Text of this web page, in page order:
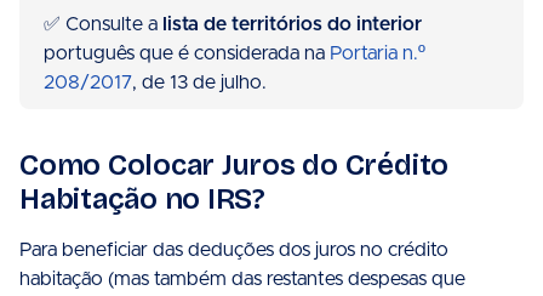
✅ Consulte a lista de territórios do interior
português que é considerada na Portaria n.º
208/2017, de 13 de julho.
Como Colocar Juros do Crédito
Habitação no IRS?
Para beneficiar das deduções dos juros no crédito
habitação (mas também das restantes despesas que